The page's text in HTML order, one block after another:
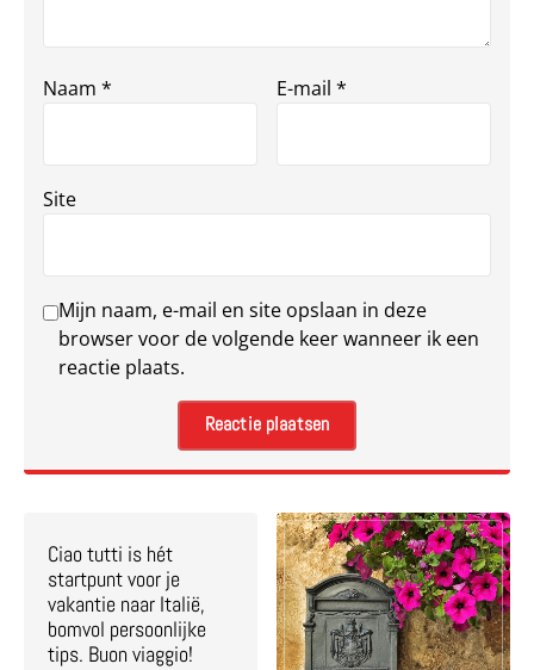
Naam * E-mail *
Site
Mijn naam, e-mail en site opslaan in deze
browser voor de volgende keer wanneer ik een
reactie plaats.
Ciao tutti is hét
startpunt voor je
vakantie naar Italië,
bomvol persoonlijke
tips. Buon viaggio!